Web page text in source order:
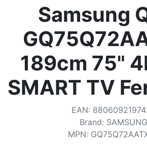
Pays de livraison
Accueil
Baisses de prix
Paramètres
Soutenez-nous
Contactez-nous
Samsung
189cm 75"
SMART TV
EAN:
Brand: SAMSUNG
MPN: